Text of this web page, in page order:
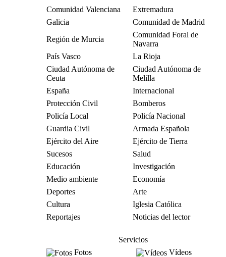
Comunidad Valenciana
Extremadura
Galicia
Comunidad de Madrid
Región de Murcia
Comunidad Foral de
Navarra
País Vasco
La Rioja
Ciudad Autónoma de
Ceuta
Ciudad Autónoma de
Melilla
España
Internacional
Protección Civil
Bomberos
Policía Local
Policía Nacional
Guardia Civil
Armada Española
Ejército del Aire
Ejército de Tierra
Sucesos
Salud
Educación
Investigación
Medio ambiente
Economía
Deportes
Arte
Cultura
Iglesia Católica
Reportajes
Noticias del lector
Servicios
Fotos
Vídeos